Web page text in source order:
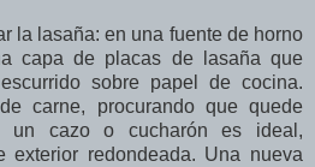
la lasaña: en una fuente de horno
capa de placas de lasaña que
sobre papel de cocina.
carne, procurando que quede
un cazo o cucharón es ideal,
exterior redondeada. Una nueva